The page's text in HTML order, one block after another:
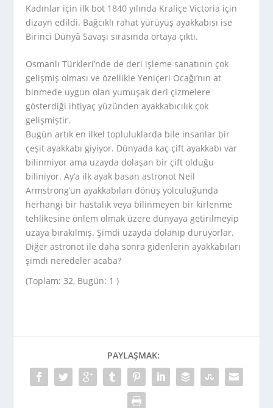
Kadınlar için ilk bot 1840 yılında Kraliçe Victoria için
dizayn edildi. Bağcıklı rahat yürüyüş ayakkabısı ise
Birinci Dünyâ Savaşı sırasında ortaya çıktı.
Osmanlı Türkleri’nde de deri işleme sanatının çok
gelişmiş olması ve özellikle Yeniçeri Ocağı’nın at
binmede uygun olan yumuşak deri çizmelere
gösterdiği ihtiyaç yüzünden ayakkabıcılık çok
gelişmiştir.
Bugün artık en ilkel topluluklarda bile insanlar bir
çeşit ayakkabı giyiyor. Dünyada kaç çift ayakkabı var
bilinmiyor ama uzayda dolaşan bir çift olduğu
biliniyor. Ay’a ilk ayak basan astronot Neil
Armstrong’un ayakkabıları dönüş yolculuğunda
herhangi bir hastalık veya bilinmeyen bir kirlenme
tehlikesine önlem olmak üzere dünyaya getirilmeyip
uzaya bırakılmış. Şimdi uzayda dolanıp duruyorlar.
Diğer astronot ile daha sonra gidenlerin ayakkabıları
şimdi neredeler acaba?
(Toplam: 32, Bugün: 1 )
PAYLAŞMAK: